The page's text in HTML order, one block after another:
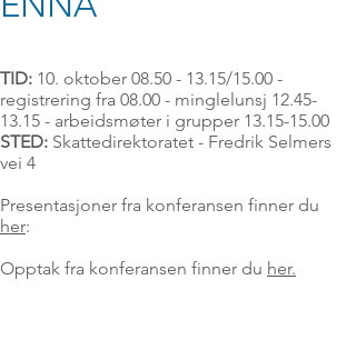
TID: 10. oktober 08.50 - 13.15/15.00 -
registrering fra 08.00 - minglelunsj 12.45-
13.15 - arbeidsmøter i grupper 13.15-15.00
STED: Skattedirektoratet - Fredrik Selmers
vei 4
Presentasjoner fra konferansen finner du
her:
Opptak fra konferansen finner du her.